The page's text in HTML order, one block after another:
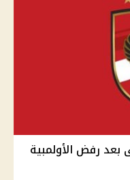
بعد رفض الأولمبية